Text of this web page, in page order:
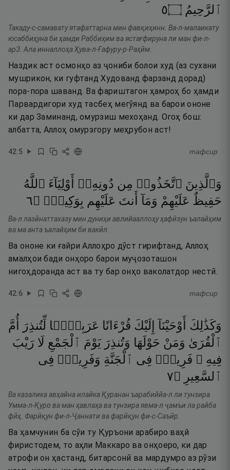
ٱلرَّحِيمُ ۝٥
Такаду-с-самавату ятафаттарна мин фавқиҳинн. Ва-л-малаикату
юсаббиҳуна би ҳамди Раббиҳим ва ястағфируна ли ман фи-л-
арЗ. Ала инналлоҳа Ҳува-л-Ғафуру-р-Раҳӣм.
Наздик аст осмонҳо аз ҷониби болои худ (аз сухани
мушрикон, ки гуфтанд Худованд фарзанд дорад)
пора-пора шаванд. Ва фариштагон ҳамроҳ бо ҳамди
Парвардигори худ тасбеҳ мегӯянд ва барои ононе
ки дар Заминанд, омурзиш мехоҳанд. Огоҳ бош:
албатта, Аллоҳ омурзгору меҳрубон аст!
42:5 тафсир
وَٱلَّذِينَ ٱتَّخَذُوا۟ مِن دُونِهِۦٓ أَوْلِيَآءَ ٱللَّهُ
حَفِيظٌ عَلَيْهِمْ وَمَآ أَنتَ عَلَيْهِم بِوَكِيلٍۢ ۝٦
Ва-л лазӣнаттахазу мин дуниҳи авлийааллоҳу ҳафӣзун ъалайҳим
ва ма анта ъалайҳим би вакӣл.
Ва ононе ки ғайри Аллоҳро дӯст гирифтанд, Аллоҳ
амалҳои бади онҳоро барои муҷозоташон
нигоҳдоранда аст ва ту бар онҳо ваколатдор нестӣ.
42:6 тафсир
وَكَذَٰلِكَ أَوْحَيْنَآ إِلَيْكَ قُرْءَانًا عَرَبِيًّۭا لِّتُنذِرَ
أُمَّ
ٱلْقُرَىٰ وَمَنْ حَوْلَهَا وَتُنذِرَ يَوْمَ ٱلْجَمْعِ لَا رَيْبَ
فِيهِ ۚ فَرِيقٌۭ فِى ٱلْجَنَّةِ وَفَرِيقٌۭ فِى
ٱلسَّعِيرِ ۝٧
Ва казалика авҳайна илайка Қуранан ъарабиййа-л ли тунзира
Умма-л-Қуро ва ман ҳавлаҳа ва тунзира явма-л ҷамъи ла райба
фӣҳ. Фарӣқун фи-л-Ҷаннати ва фарӣқун фи-с-Саъӣр.
Ва ҳамчунин ба сӯи ту Қуръони арабиро ваҳй
фиристодем, то аҳли Маккаро ва онҳоеро, ки дар
атрофи он ҳастанд, битарсонӣ ва мардумро аз рӯзи